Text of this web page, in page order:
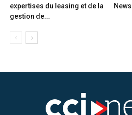
expertises du leasing et de la
gestion de...
News